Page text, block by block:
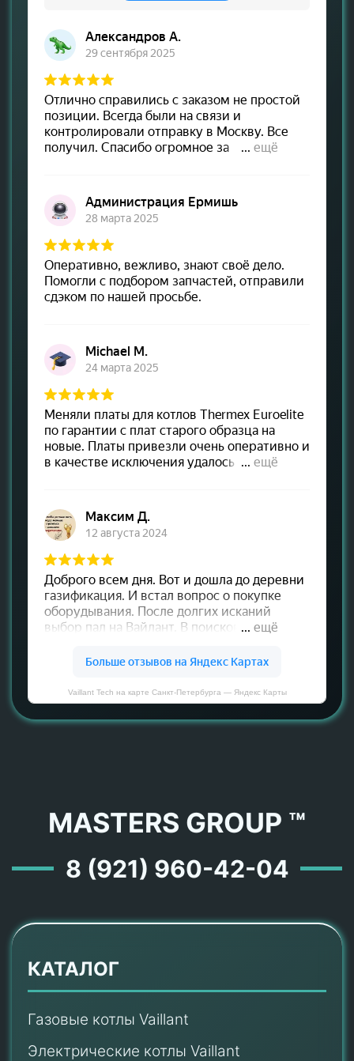
Vaillant Tech на карте Санкт‑Петербурга — Яндекс Карты
MASTERS GROUP ™
8 (921) 960-42-04
КАТАЛОГ
Газовые котлы Vaillant
Электрические котлы Vaillant